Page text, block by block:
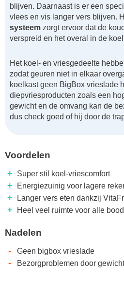
blijven. Daarnaast is er een
vlees en vis langer vers blijven.
systeem zorgt ervoor dat de
verspreid en het overal in de
Het koel- en vriesgedeelte
zodat geuren niet in elkaar
koelkast geen BigBox vrieslade
diepvriesproducten zoals een
gewicht en de omvang kan de
dus check goed of hij door de
Voordelen
+ Super stil koel-vriescomfort
+ Energiezuinig voor lagere
+ Langer vers eten dankzij
+ Heel veel ruimte voor alle
Nadelen
- Geen bigbox vrieslade
- Bezorgproblemen door